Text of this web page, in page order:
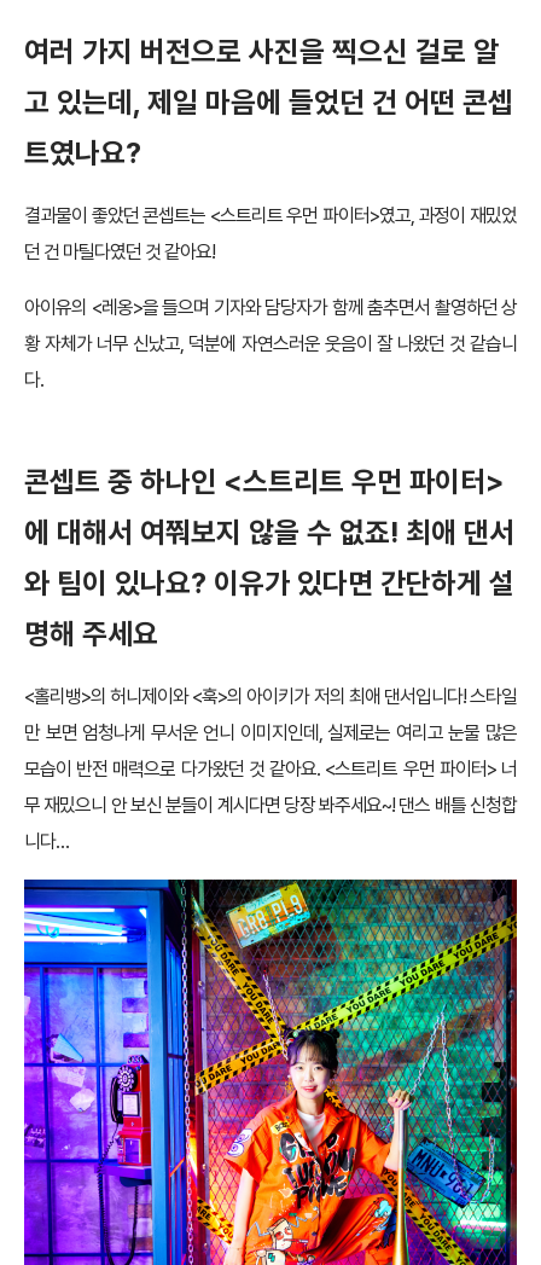
여러 가지 버전으로 사진을 찍으신 걸로 알
고 있는데, 제일 마음에 들었던 건 어떤 콘셉
트였나요?
결과물이 좋았던 콘셉트는 <스트리트 우먼 파이터>였고, 과정이 재밌었
던 건 마틸다였던 것 같아요!
아이유의 <레옹>을 들으며 기자와 담당자가 함께 춤추면서 촬영하던 상
황 자체가 너무 신났고, 덕분에 자연스러운 웃음이 잘 나왔던 것 같습니
다.
콘셉트 중 하나인 <스트리트 우먼 파이터>
에 대해서 여쭤보지 않을 수 없죠! 최애 댄서
와 팀이 있나요? 이유가 있다면 간단하게 설
명해 주세요
<홀리뱅>의 허니제이와 <훅>의 아이키가 저의 최애 댄서입니다! 스타일
만 보면 엄청나게 무서운 언니 이미지인데, 실제로는 여리고 눈물 많은
모습이 반전 매력으로 다가왔던 것 같아요. <스트리트 우먼 파이터> 너
무 재밌으니 안 보신 분들이 계시다면 당장 봐주세요~! 댄스 배틀 신청합
니다…